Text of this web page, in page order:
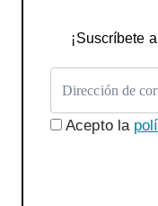
¡Suscríbete
Acepto la